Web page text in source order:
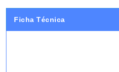
Ficha Técnica